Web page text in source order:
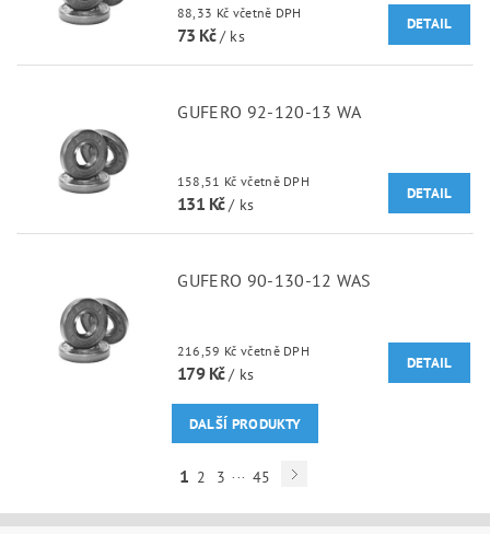
88,33 Kč včetně DPH
73 Kč/ ks
DETAIL
GUFERO 92-120-13 WA
158,51 Kč včetně DPH
131 Kč/ ks
DETAIL
GUFERO 90-130-12 WAS
216,59 Kč včetně DPH
179 Kč/ ks
DETAIL
DALŠÍ PRODUKTY
1 2 3 ... 45